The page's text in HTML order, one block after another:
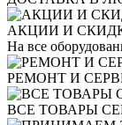
АКЦИИ И
На все
РЕМОНТ И
ВСЕ ТОВАРЫ